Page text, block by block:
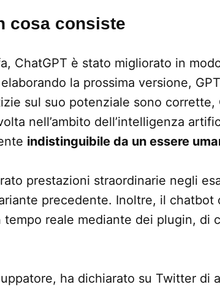
cosa consiste
ChatGPT è stato migliorato in
la prossima versione,
sul suo potenziale sono corrette,
nell’ambito dell’intelligenza
indistinguibile da un essere
prestazioni straordinarie negli
precedente. Inoltre, il chatbot
tempo reale mediante dei plugin, di
ha dichiarato su Twitter di